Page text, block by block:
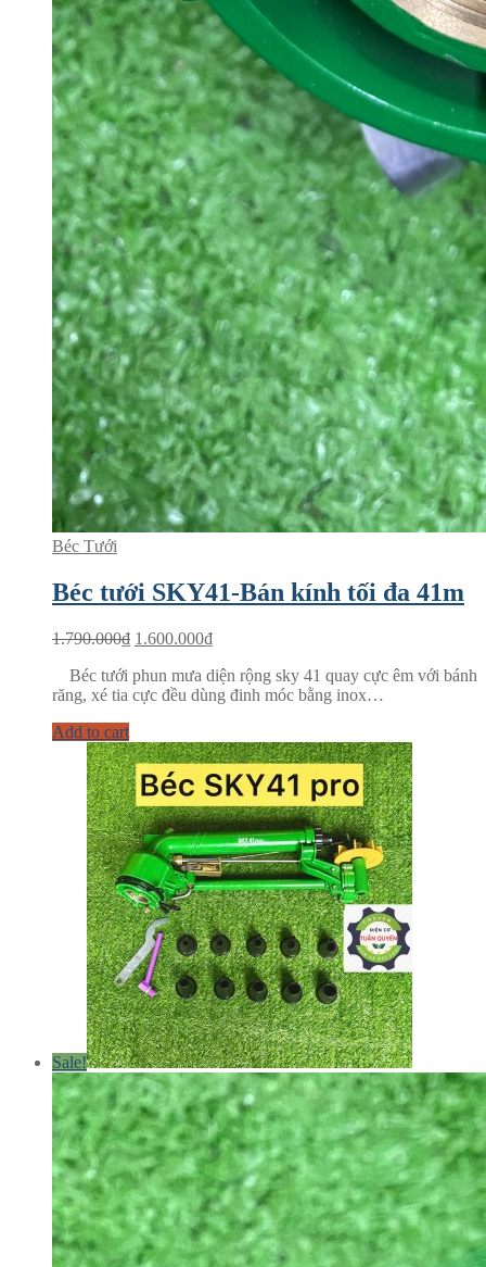
Béc Tưới
Béc tưới SKY41-Bán kính tối đa 41m
1.790.000₫ 1.600.000₫
Béc tưới phun mưa diện rộng sky 41 quay cực êm với bánh
răng, xé tia cực đều dùng đinh móc bằng inox…
Add to cart
Sale!